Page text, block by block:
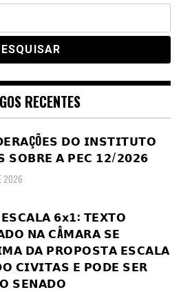
RECENTES
𝗗𝗢 𝗜𝗡𝗦𝗧𝗜𝗧𝗨𝗧𝗢
𝗦𝗢𝗕𝗥𝗘 𝗔 𝗣𝗘𝗖 𝟭𝟮/𝟮𝟬𝟮𝟲
2026
𝟲𝘅𝟭: 𝗧𝗘𝗫𝗧𝗢
𝗡𝗔 𝗖Â𝗠𝗔𝗥𝗔 𝗦𝗘
𝗗𝗔 𝗣𝗥𝗢𝗣𝗢𝗦𝗧𝗔 𝗘𝗦𝗖𝗔𝗟𝗔
𝗖𝗜𝗩𝗜𝗧𝗔𝗦 𝗘 𝗣𝗢𝗗𝗘 𝗦𝗘𝗥
𝗦𝗘𝗡𝗔𝗗𝗢